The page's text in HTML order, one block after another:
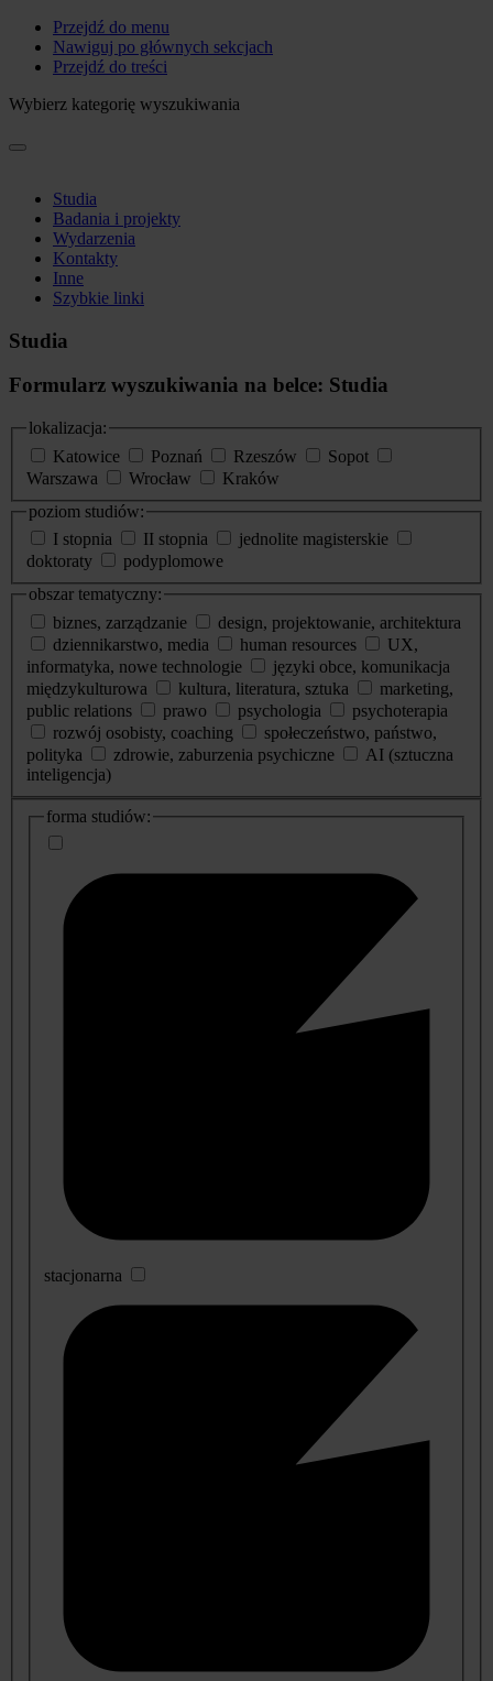
Przejdź do menu
Nawiguj po głównych sekcjach
Przejdź do treści
Wybierz kategorię wyszukiwania
Studia
Badania i projekty
Wydarzenia
Kontakty
Inne
Szybkie linki
Studia
Formularz wyszukiwania na belce: Studia
lokalizacja:
Katowice
Poznań Rzeszów
Sopot
Warszawa
Wrocław
Kraków
poziom studiów:
I stopnia
II stopnia
jednolite magisterskie
doktoraty
podyplomowe
obszar tematyczny:
biznes, zarządzanie
design, projektowanie, architektura
dziennikarstwo, media
human resources
UX,
informatyka, nowe technologie
języki obce, komunikacja
międzykulturowa
kultura, literatura, sztuka
marketing,
public relations
prawo psychologia
psychoterapia
rozwój osobisty, coaching
społeczeństwo, państwo,
polityka
zdrowie, zaburzenia psychiczne
AI (sztuczna
inteligencja)
dodatkowe
informacje
forma studiów:
stacjonarna